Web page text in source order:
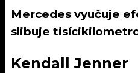
Mercedes vyučuje
slibuje
Kendall Jenner